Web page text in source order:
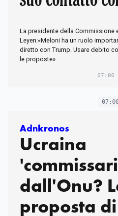
La presidente della Commissione
Leyen:«Meloni ha un ruolo
diretto con Trump. Usare debito
le proposte»
07:00
Adnkronos
Ucraina
dall'Onu?
proposta